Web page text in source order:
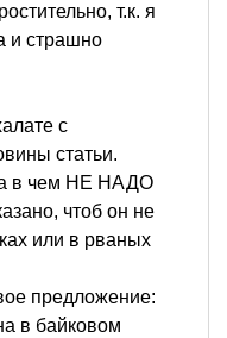
т.к. я
и страшно
с
статьи.
а в чем НЕ НАДО
чтоб он не
или в рваных
предложение:
в байковом